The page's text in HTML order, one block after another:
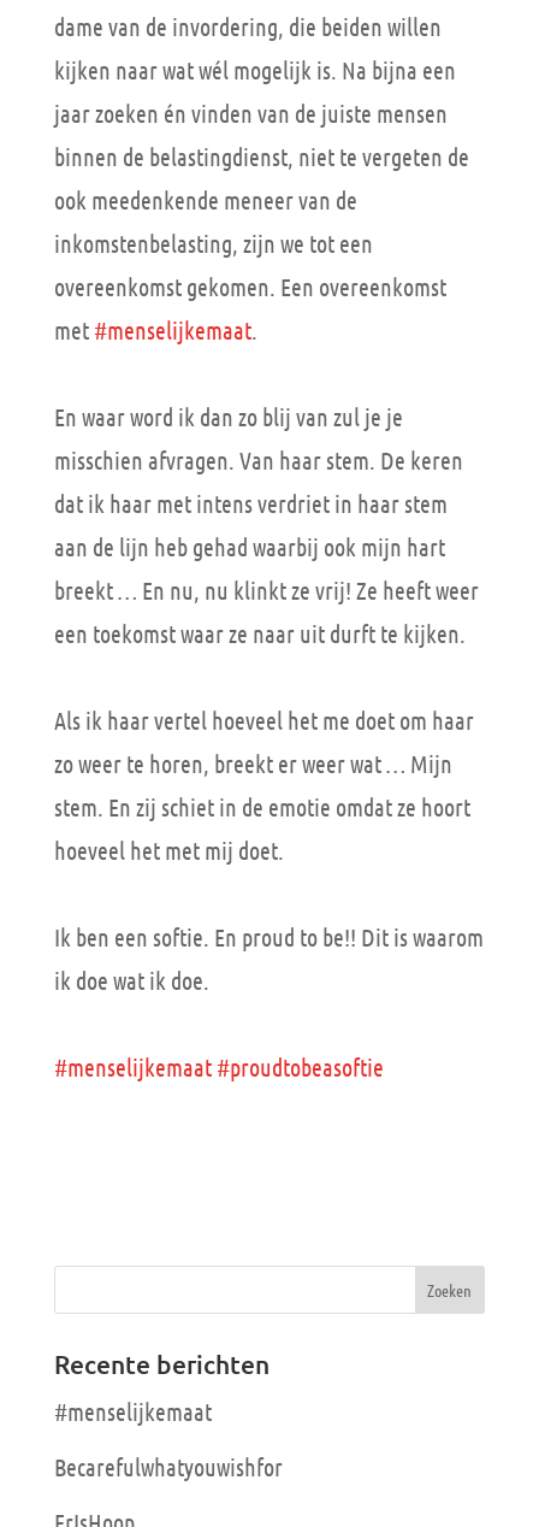
dame van de invordering, die beiden willen
kijken naar wat wél mogelijk is. Na bijna een
jaar zoeken én vinden van de juiste mensen
binnen de belastingdienst, niet te vergeten de
ook meedenkende meneer van de
inkomstenbelasting, zijn we tot een
overeenkomst gekomen. Een overeenkomst
met #menselijkemaat.
En waar word ik dan zo blij van zul je je
misschien afvragen. Van haar stem. De keren
dat ik haar met intens verdriet in haar stem
aan de lijn heb gehad waarbij ook mijn hart
breekt … En nu, nu klinkt ze vrij! Ze heeft weer
een toekomst waar ze naar uit durft te kijken.
Als ik haar vertel hoeveel het me doet om haar
zo weer te horen, breekt er weer wat … Mijn
stem. En zij schiet in de emotie omdat ze hoort
hoeveel het met mij doet.
Ik ben een softie. En proud to be!! Dit is waarom
ik doe wat ik doe.
#menselijkemaat #proudtobeasoftie
Recente berichten
#menselijkemaat
Becarefulwhatyouwishfor